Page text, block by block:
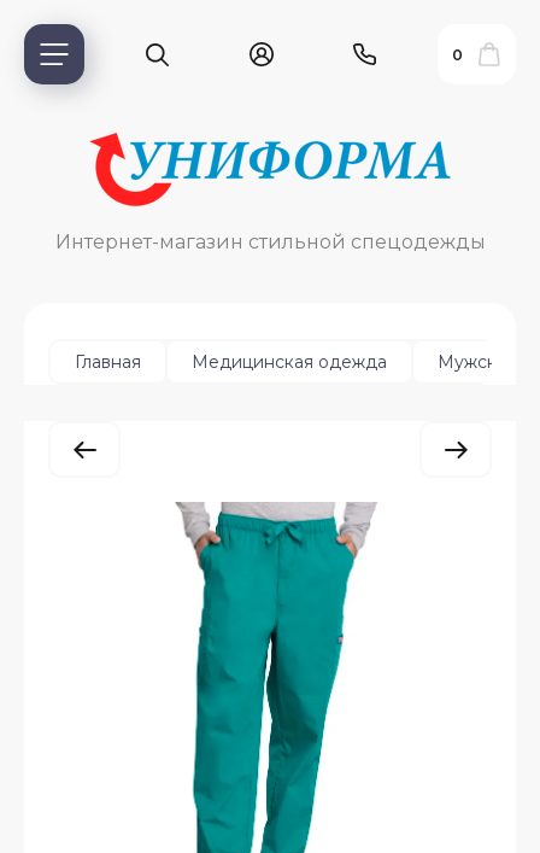
0
Интернет-магазин стильной спецодежды
Главная Медицинская одежда Мужская